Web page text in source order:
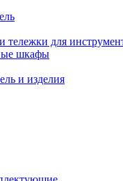
тележки для
шкафы
и изделия